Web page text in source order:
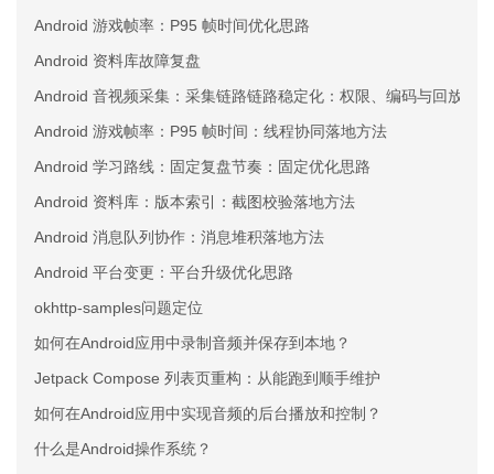
Android 游戏帧率：P95 帧时间优化思路
Android 资料库故障复盘
Android 音视频采集：采集链路链路稳定化：权限、编码与回放三
Android 游戏帧率：P95 帧时间：线程协同落地方法
Android 学习路线：固定复盘节奏：固定优化思路
Android 资料库：版本索引：截图校验落地方法
Android 消息队列协作：消息堆积落地方法
Android 平台变更：平台升级优化思路
okhttp-samples问题定位
如何在Android应用中录制音频并保存到本地？
Jetpack Compose 列表页重构：从能跑到顺手维护
如何在Android应用中实现音频的后台播放和控制？
什么是Android操作系统？